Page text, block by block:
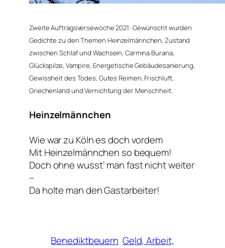
Zweite Auftragsversewoche 2021: Gewünscht wurden
Gedichte zu den Themen Heinzelmännchen, Zustand
zwischen Schlaf und Wachsein, Carmina Burana,
Glückspilze, Vampire, Energetische Gebäudesanierung,
Gewissheit des Todes, Gutes Reimen, Frischluft,
Griechenland und Vernichtung der Menschheit.
Heinzelmännchen
Wie war zu Köln es doch vordem
Mit Heinzelmännchen so bequem!
Doch ohne wusst‘ man fast nicht weiter
–
Da holte man den Gastarbeiter!
Benediktbeuern Geld, Arbeit,